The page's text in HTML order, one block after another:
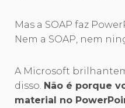
Mas a SOAP faz
Nem a SOAP, nem
A Microsoft
disso. Não é porque
material no